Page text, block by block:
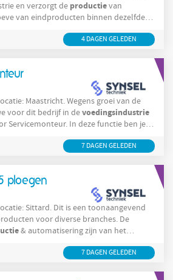
en verzorgt de productievan
van eindproducten binnen dezelfde
aanvoer van grondstoffen en
en efficiëntie bij zowel
4 DAGEN GELEDEN
voor dit bedrijf in devoedingsindustrie
Servicemonteur. In deze functie ben je
voor het installeren en in
bij de klant op locatie. Ze
en installaties die
7 DAGEN GELEDEN
ploegen
voor diverse branches. De
& automatisering zijn van het
robotica toepassingen wordt er
7 DAGEN GELEDEN